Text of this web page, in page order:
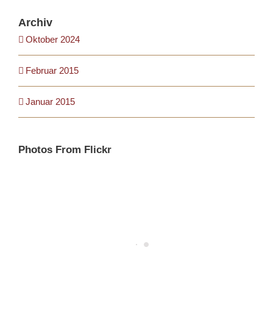
Archiv
Oktober 2024
Februar 2015
Januar 2015
Photos From Flickr